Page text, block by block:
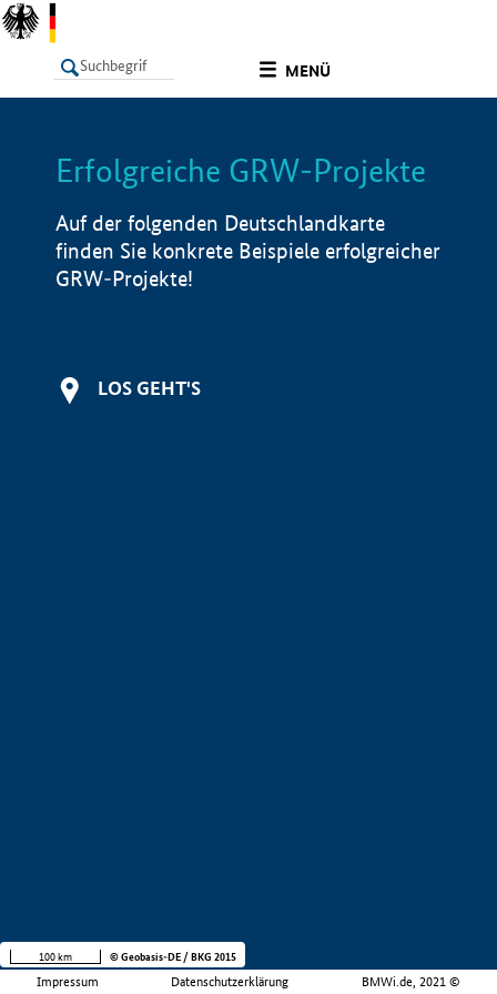
MENÜ
LISTE Info
Erfolgreiche GRW-Projekte
Auf der folgenden Deutschlandkarte
finden Sie konkrete Beispiele erfolgreicher
GRW-Projekte!
LOS GEHT'S
Impressum Datenschutzerklärung BMWi.de, 2021 ©
100 km © Geobasis-DE / BKG 2015